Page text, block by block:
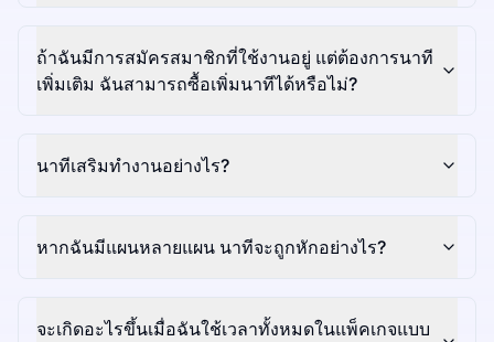
ถ้าฉันมีการสมัครสมาชิกที่ใช้งานอยู่ แต่ต้องการนาที
เพิ่มเติม ฉันสามารถซื้อเพิ่มนาทีได้หรือไม่?
นาทีเสริมทำงานอย่างไร?
หากฉันมีแผนหลายแผน นาทีจะถูกหักอย่างไร?
จะเกิดอะไรขึ้นเมื่อฉันใช้เวลาทั้งหมดในแพ็คเกจแบบ